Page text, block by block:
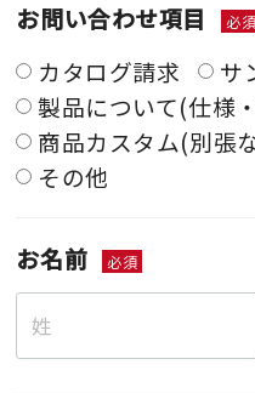
お問い合わせ項目 必須
カタログ請求
サ
製品について(仕様
商品カスタム(別張
その他
お名前 必須